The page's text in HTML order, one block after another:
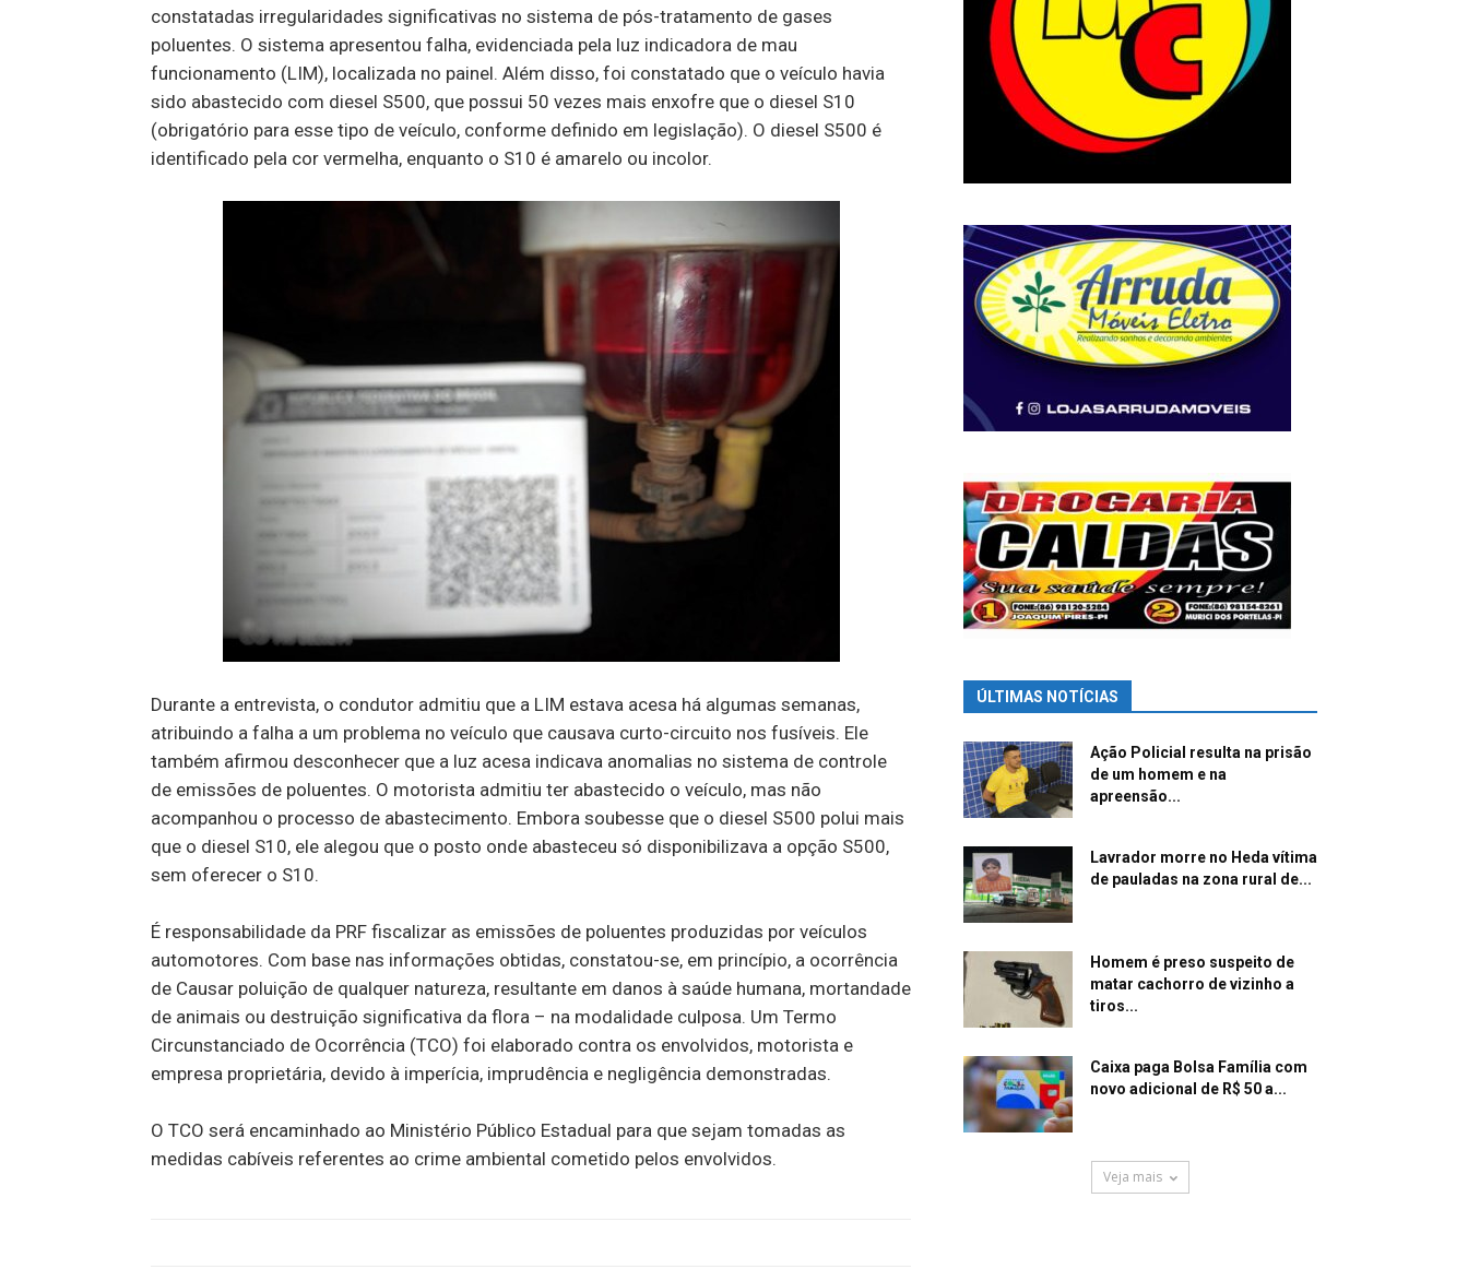
constatadas irregularidades significativas no sistema de pós-tratamento de gases
poluentes. O sistema apresentou falha, evidenciada pela luz indicadora de mau
funcionamento (LIM), localizada no painel. Além disso, foi constatado que o veículo havia
sido abastecido com diesel S500, que possui 50 vezes mais enxofre que o diesel S10
(obrigatório para esse tipo de veículo, conforme definido em legislação). O diesel S500 é
identificado pela cor vermelha, enquanto o S10 é amarelo ou incolor.
Durante a entrevista, o condutor admitiu que a LIM estava acesa há algumas semanas,
atribuindo a falha a um problema no veículo que causava curto-circuito nos fusíveis. Ele
também afirmou desconhecer que a luz acesa indicava anomalias no sistema de controle
de emissões de poluentes. O motorista admitiu ter abastecido o veículo, mas não
acompanhou o processo de abastecimento. Embora soubesse que o diesel S500 polui mais
que o diesel S10, ele alegou que o posto onde abasteceu só disponibilizava a opção S500,
sem oferecer o S10.
É responsabilidade da PRF fiscalizar as emissões de poluentes produzidas por veículos
automotores. Com base nas informações obtidas, constatou-se, em princípio, a ocorrência
de Causar poluição de qualquer natureza, resultante em danos à saúde humana, mortandade
de animais ou destruição significativa da flora – na modalidade culposa. Um Termo
Circunstanciado de Ocorrência (TCO) foi elaborado contra os envolvidos, motorista e
empresa proprietária, devido à imperícia, imprudência e negligência demonstradas.
O TCO será encaminhado ao Ministério Público Estadual para que sejam tomadas as
medidas cabíveis referentes ao crime ambiental cometido pelos envolvidos.
ÚLTIMAS NOTÍCIAS
Ação Policial resulta na prisão
de um homem e na
apreensão...
Lavrador morre no Heda vítima
de pauladas na zona rural de...
Homem é preso suspeito de
matar cachorro de vizinho a
tiros...
Caixa paga Bolsa Família com
novo adicional de R$ 50 a...
Veja mais